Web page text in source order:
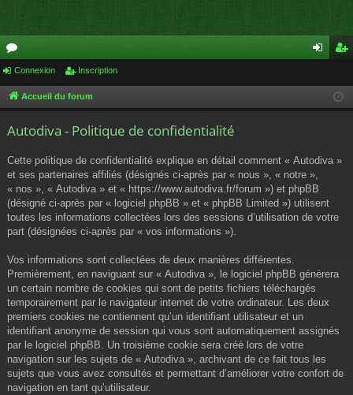
or
u cri
Connexion Inscription
Accueil du forum
Autodiva - Politique de confidentialité
Cette politique de confidentialité explique en détail comment « Autodiva »
et ses partenaires affiliés (désignés ci-après par « nous », « notre »,
« nos », « Autodiva » et « https://www.autodiva.fr/forum ») et phpBB
(désigné ci-après par « logiciel phpBB » et « phpBB Limited ») utilisent
toutes les informations collectées lors des sessions d’utilisation de votre
part (désignées ci-après par « vos informations »).
Vos informations sont collectées de deux manières différentes.
Premièrement, en naviguant sur « Autodiva », le logiciel phpBB génèrera
un certain nombre de cookies qui sont de petits fichiers téléchargés
temporairement par le navigateur internet de votre ordinateur. Les deux
premiers cookies ne contiennent qu’un identifiant utilisateur et un
identifiant anonyme de session qui vous sont automatiquement assignés
par le logiciel phpBB. Un troisième cookie sera créé lors de votre
navigation sur les sujets de « Autodiva », archivant de ce fait tous les
sujets que vous avez consultés et permettant d’améliorer votre confort de
navigation en tant qu’utilisateur.